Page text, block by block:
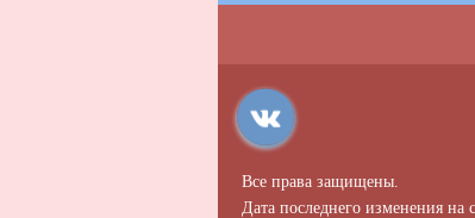
Все права защищены.
Дата последнего изменения на